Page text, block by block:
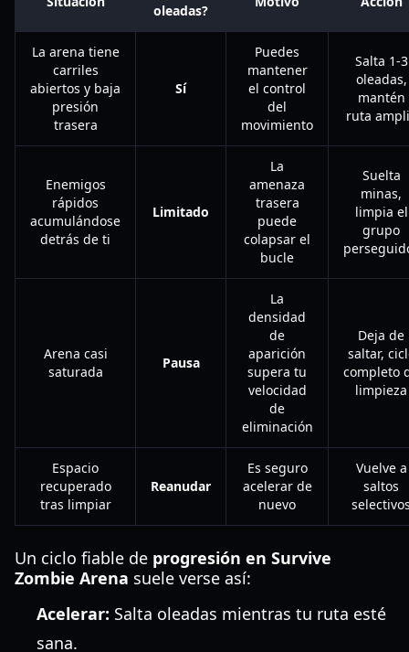
oleadas?
La arena tiene
carriles
abiertos y baja
presión
trasera
Sí
Puedes
mantener
el control
del
movimiento
Salta 1-3
oleadas,
mantén
ruta
Enemigos
rápidos
acumulándose
detrás de ti
Limitado
La
amenaza
trasera
puede
colapsar el
bucle
Suelta
minas,
limpia el
grupo
Arena casi
saturada
Pausa
La
densidad
de
aparición
supera tu
velocidad
de
eliminación
Deja de
saltar,
completo
limpieza
Espacio
recuperado
tras limpiar
Reanudar
Es seguro
acelerar de
nuevo
Vuelve a
saltos
Un ciclo fiable de progresión en Survive
Zombie Arena suele verse así:
Acelerar: Salta oleadas mientras tu ruta esté
sana.